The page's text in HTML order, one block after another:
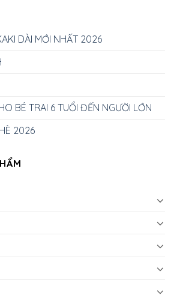
DÀI MỚI NHẤT 2026
BÉ TRAI 6 TUỔI ĐẾN NGƯỜI LỚN
2026